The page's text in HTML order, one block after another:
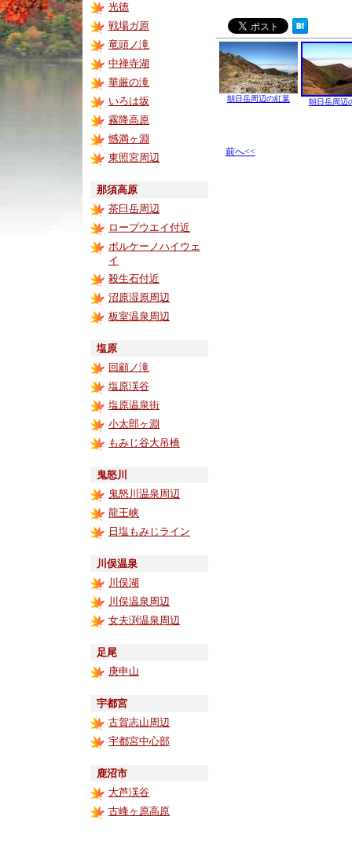
光徳
戦場ガ原
竜頭ノ滝
中禅寺湖
華厳の滝
いろは坂
霧降高原
憾満ヶ淵
東照宮周辺
那須高原
茶臼岳周辺
ロープウエイ付近
ボルケーノハイウェ
イ
殺生石付近
沼原湿原周辺
板室温泉周辺
塩原
回顧ノ滝
塩原渓谷
塩原温泉街
小太郎ヶ淵
もみじ谷大吊橋
鬼怒川
鬼怒川温泉周辺
龍王峡
日塩もみじライン
川俣温泉
川俣湖
川俣温泉周辺
女夫渕温泉周辺
足尾
庚申山
宇都宮
古賀志山周辺
宇都宮中心部
鹿沼市
大芦渓谷
古峰ヶ原高原
朝日岳周辺の紅葉 朝日岳周辺
前へ<<